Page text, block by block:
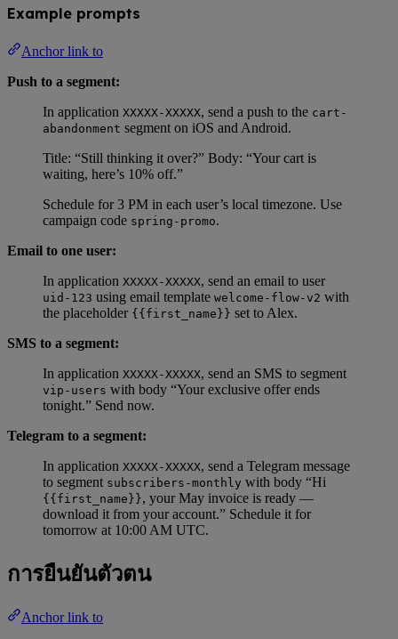
Example prompts
Anchor link to
Push to a segment:
In application XXXXX-XXXXX, send a push to the cart-
abandonment segment on iOS and Android.
Title: “Still thinking it over?” Body: “Your cart is
waiting, here’s 10% off.”
Schedule for 3 PM in each user’s local timezone. Use
campaign code spring-promo.
Email to one user:
In application XXXXX-XXXXX, send an email to user
uid-123 using email template welcome-flow-v2 with
the placeholder {{first_name}} set to Alex.
SMS to a segment:
In application XXXXX-XXXXX, send an SMS to segment
vip-users with body “Your exclusive offer ends
tonight.” Send now.
Telegram to a segment:
In application XXXXX-XXXXX, send a Telegram message
to segment subscribers-monthly with body “Hi
{{first_name}}, your May invoice is ready —
download it from your account.” Schedule it for
tomorrow at 10:00 AM UTC.
การยืนยันตัวตน
Anchor link to